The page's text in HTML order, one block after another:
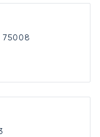
75008